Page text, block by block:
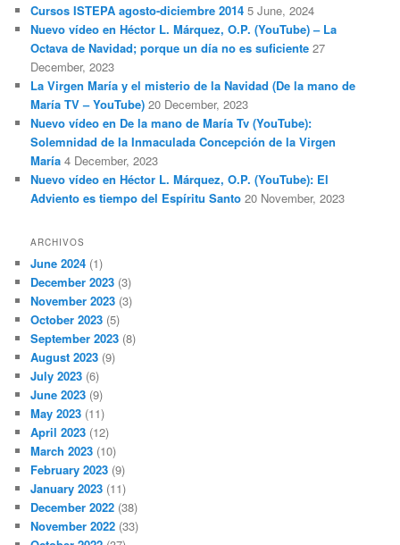
Cursos ISTEPA agosto-diciembre 2014 5 June, 2024
Nuevo vídeo en Héctor L. Márquez, O.P. (YouTube) – La
Octava de Navidad; porque un día no es suficiente 27
December, 2023
La Virgen María y el misterio de la Navidad (De la mano de
María TV – YouTube) 20 December, 2023
Nuevo vídeo en De la mano de María Tv (YouTube):
Solemnidad de la Inmaculada Concepción de la Virgen
María 4 December, 2023
Nuevo vídeo en Héctor L. Márquez, O.P. (YouTube): El
Adviento es tiempo del Espíritu Santo 20 November, 2023
ARCHIVOS
June 2024 (1)
December 2023 (3)
November 2023 (3)
October 2023 (5)
September 2023 (8)
August 2023 (9)
July 2023 (6)
June 2023 (9)
May 2023 (11)
April 2023 (12)
March 2023 (10)
February 2023 (9)
January 2023 (11)
December 2022 (38)
November 2022 (33)